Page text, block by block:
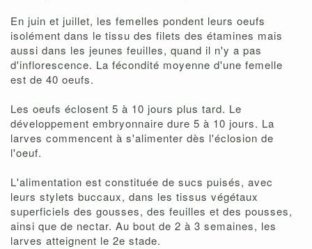
En juin et juillet, les femelles pondent leurs oeufs
isolément dans le tissu des filets des étamines mais
aussi dans les jeunes feuilles, quand il n'y a pas
d'inflorescence. La fécondité moyenne d'une femelle
est de 40 oeufs.
Les oeufs éclosent 5 à 10 jours plus tard. Le
développement embryonnaire dure 5 à 10 jours. La
larves commencent à s'alimenter dès l'éclosion de
l'oeuf.
L'alimentation est constituée de sucs puisés, avec
leurs stylets buccaux, dans les tissus végétaux
superficiels des gousses, des feuilles et des pousses,
ainsi que de nectar. Au bout de 2 à 3 semaines, les
larves atteignent le 2e stade.